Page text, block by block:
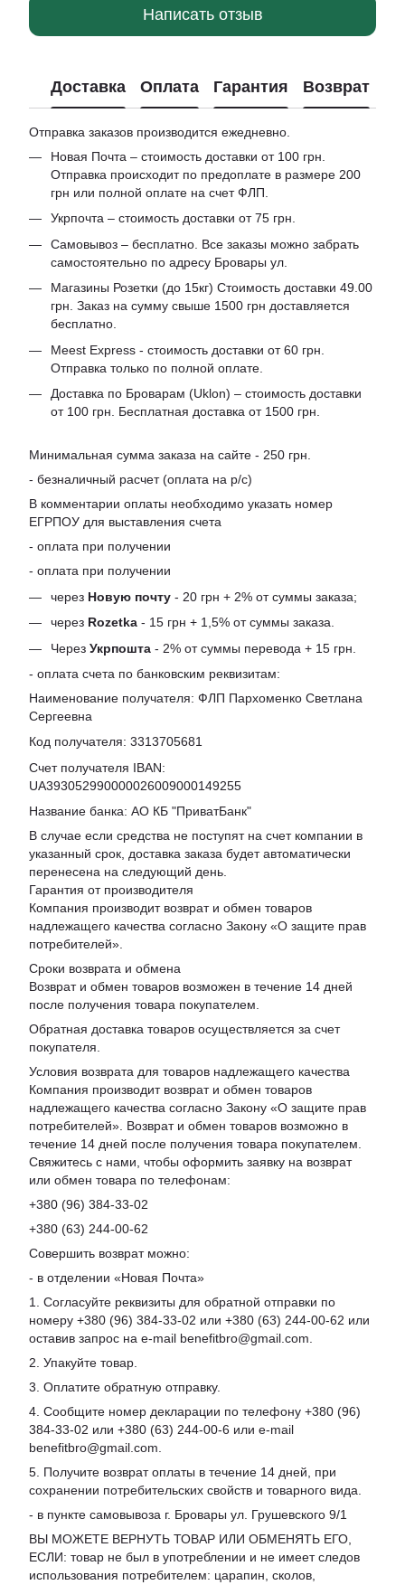
Написать отзыв
Доставка Оплата Гарантия Возврат
Отправка заказов производится ежедневно.
Новая Почта – стоимость доставки от 100 грн.
Отправка происходит по предоплате в размере 200
грн или полной оплате на счет ФЛП.
Укрпочта – стоимость доставки от 75 грн.
Самовывоз – бесплатно. Все заказы можно забрать
самостоятельно по адресу Бровары ул.
Магазины Розетки (до 15кг) Стоимость доставки 49.00
грн. Заказ на сумму свыше 1500 грн доставляется
бесплатно.
Meest Express - стоимость доставки от 60 грн.
Отправка только по полной оплате.
Доставка по Броварам (Uklon) – стоимость доставки
от 100 грн. Бесплатная доставка от 1500 грн.
Минимальная сумма заказа на сайте - 250 грн.
- безналичный расчет (оплата на р/с)
В комментарии оплаты необходимо указать номер
ЕГРПОУ для выставления счета
- оплата при получении
- оплата при получении
через Новую почту - 20 грн + 2% от суммы заказа;
через Rozetka - 15 грн + 1,5% от суммы заказа.
Через Укрпошта - 2% от суммы перевода + 15 грн.
- оплата счета по банковским реквизитам:
Наименование получателя: ФЛП Пархоменко Светлана
Сергеевна
Код получателя: 3313705681
Счет получателя IBAN:
UA393052990000026009000149255
Название банка: АО КБ "ПриватБанк"
В случае если средства не поступят на счет компании в
указанный срок, доставка заказа будет автоматически
перенесена на следующий день.
Гарантия от производителя
Компания производит возврат и обмен товаров
надлежащего качества согласно Закону «О защите прав
потребителей».
Сроки возврата и обмена
Возврат и обмен товаров возможен в течение 14 дней
после получения товара покупателем.
Обратная доставка товаров осуществляется за счет
покупателя.
Условия возврата для товаров надлежащего качества
Компания производит возврат и обмен товаров
надлежащего качества согласно Закону «О защите прав
потребителей». Возврат и обмен товаров возможно в
течение 14 дней после получения товара покупателем.
Свяжитесь с нами, чтобы оформить заявку на возврат
или обмен товара по телефонам:
+380 (96) 384-33-02
+380 (63) 244-00-62
Совершить возврат можно:
- в отделении «Новая Почта»
1. Согласуйте реквизиты для обратной отправки по
номеру +380 (96) 384-33-02 или +380 (63) 244-00-62 или
оставив запрос на e-mail benefitbro@gmail.com.
2. Упакуйте товар.
3. Оплатите обратную отправку.
4. Сообщите номер декларации по телефону +380 (96)
384-33-02 или +380 (63) 244-00-6 или e-mail
benefitbro@gmail.com.
5. Получите возврат оплаты в течение 14 дней, при
сохранении потребительских свойств и товарного вида.
- в пункте самовывоза г. Бровары ул. Грушевского 9/1
ВЫ МОЖЕТЕ ВЕРНУТЬ ТОВАР ИЛИ ОБМЕНЯТЬ ЕГО,
ЕСЛИ: товар не был в употреблении и не имеет следов
использования потребителем: царапин, сколов,